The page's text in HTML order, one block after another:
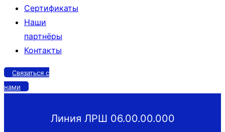
Сертификаты
Наши
партнёры
Контакты
Связаться с
нами
Линия ЛРШ 06.00.00.000